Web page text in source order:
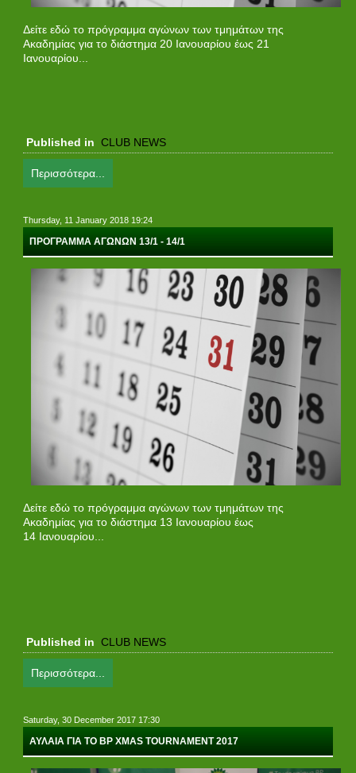
Δείτε εδώ το πρόγραμμα αγώνων των τμημάτων της
Ακαδημίας για το διάστημα 20 Ιανουαρίου έως 21
Ιανουαρίου...
Published in CLUB NEWS
Περισσότερα...
Thursday, 11 January 2018 19:24
ΠΡΟΓΡΑΜΜΑ ΑΓΩΝΩΝ 13/1 - 14/1
Δείτε εδώ το πρόγραμμα αγώνων των τμημάτων της
Ακαδημίας για το διάστημα 13 Ιανουαρίου έως
14 Ιανουαρίου...
Published in CLUB NEWS
Περισσότερα...
Saturday, 30 December 2017 17:30
ΑΥΛΑΙΑ ΓΙΑ ΤΟ ΒP XMAS TOURNAMENT 2017